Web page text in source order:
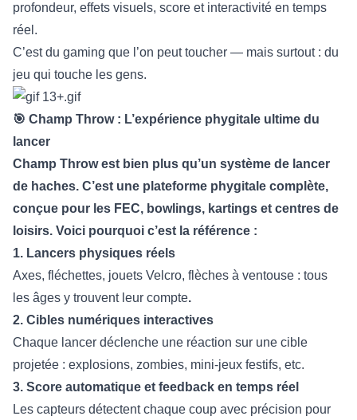
profondeur, effets visuels, score et interactivité en temps
réel.
C’est du gaming que l’on peut toucher — mais surtout : du
jeu qui touche les gens.
🎯 Champ Throw : L’expérience phygitale ultime du
lancer
Champ Throw est bien plus qu’un système de lancer
de haches. C’est une plateforme phygitale complète,
conçue pour les FEC, bowlings, kartings et centres de
loisirs. Voici pourquoi c’est la référence :
1. Lancers physiques réels
Axes, fléchettes, jouets Velcro, flèches à ventouse : tous
les âges y trouvent leur compte.
2. Cibles numériques interactives
Chaque lancer déclenche une réaction sur une cible
projetée : explosions, zombies, mini-jeux festifs, etc.
3. Score automatique et feedback en temps réel
Les capteurs détectent chaque coup avec précision pour